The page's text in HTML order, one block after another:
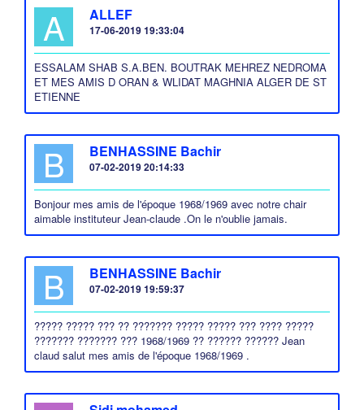
A ALLEF
17-06-2019 19:33:04
ESSALAM SHAB S.A.BEN. BOUTRAK MEHREZ NEDROMA
ET MES AMIS D ORAN & WLIDAT MAGHNIA ALGER DE ST
ETIENNE
B BENHASSINE Bachir
07-02-2019 20:14:33
Bonjour mes amis de l'époque 1968/1969 avec notre chair
aimable instituteur Jean-claude .On le n'oublie jamais.
B BENHASSINE Bachir
07-02-2019 19:59:37
????? ????? ??? ?? ??????? ????? ????? ??? ???? ?????
??????? ??????? ??? 1968/1969 ?? ?????? ?????? Jean
claud salut mes amis de l'époque 1968/1969 .